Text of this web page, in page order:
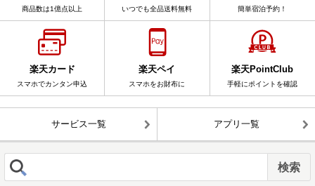
商品数は1億点以上 いつでも全品送料無料 簡単宿泊予約！
楽天カード
スマホでカンタン申込
楽天ペイ
スマホをお財布に
楽天PointClub
手軽にポイントを確認
サービス一覧 アプリ一覧